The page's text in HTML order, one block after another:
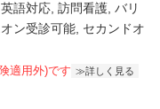
英語対応 訪問看護 バリ
ン受診可能 セカンドオ
適用外)です 詳しく見る